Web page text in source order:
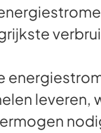
leveren,